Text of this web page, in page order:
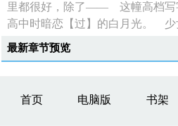
里都很好，除了—— 这幢高档写
高中时暗恋【过】的白月光。 少
最新章节预览
首页 电脑版 书架